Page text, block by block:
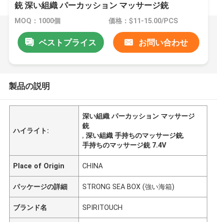
銃 深い組織 パーカッション マッサージ銃
MOQ：1000個 価格：$11-15.00/PCS
ベストプライス お問い合わせ
製品の説明
ハイライト:
深い組織 パーカッション マッサージ
銃
,深い組織 手持ちのマッサージ銃,
手持ちのマッサージ銃 7.4V
Place of Origin CHINA
パッケージの詳細 STRONG SEA BOX (強い海箱)
ブランド名 SPIRITOUCH